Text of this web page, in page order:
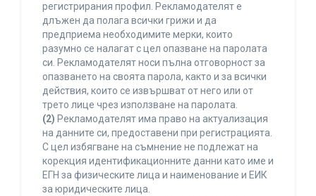
регистрирания профил. Рекламодателят е
длъжен да полага всички грижи и да
предприема необходимите мерки, които
разумно се налагат с цел опазване на паролата
си. Рекламодателят носи пълна отговорност за
опазването на своята парола, както и за всички
действия, които се извършват от него или от
трето лице чрез използване на паролата.
(2) Рекламодателят има право на актуализация
на данните си, предоставени при регистрацията.
С цел избягване на съмнение не подлежат на
корекция идентификационните данни като име и
ЕГН за физическите лица и наименование и ЕИК
за юридическите лица.